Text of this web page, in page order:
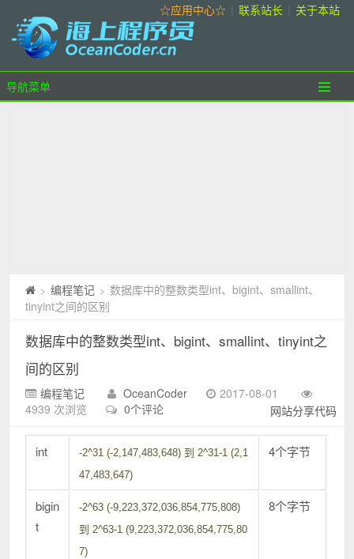
☆应用中心☆ 联系站长 关于本站
导航菜单
> 编程笔记 > 数据库中的整数类型int、bigint、smallint、
tinyint之间的区别
数据库中的整数类型int、bigint、smallint、tinyint之
间的区别
编程笔记 OceanCoder
2017-08-01
4939 次浏览
0个评论 网站分享代码
int
-2^31 (-2,147,483,648) 到 2^31-1 (2,1
47,483,647)
4个字节
bigin
t
-2^63 (-9,223,372,036,854,775,808)
到 2^63-1 (9,223,372,036,854,775,80
7)
8个字节